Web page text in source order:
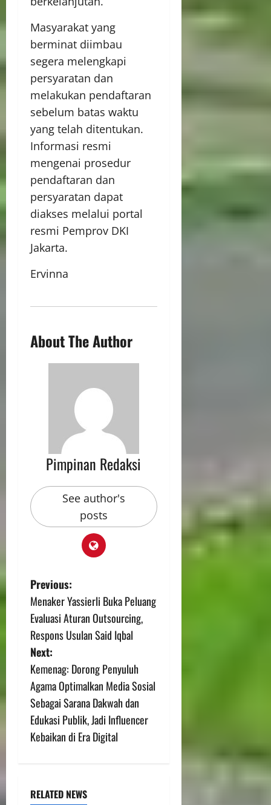
Masyarakat yang
berminat diimbau
segera melengkapi
persyaratan dan
melakukan pendaftaran
sebelum batas waktu
yang telah ditentukan.
Informasi resmi
mengenai prosedur
pendaftaran dan
persyaratan dapat
diakses melalui portal
resmi Pemprov DKI
Jakarta.
Ervinna
About The Author
Pimpinan Redaksi
See author's
posts
Previous:
Menaker Yassierli Buka Peluang
Evaluasi Aturan Outsourcing,
Respons Usulan Said Iqbal
Next:
Kemenag: Dorong Penyuluh
Agama Optimalkan Media Sosial
Sebagai Sarana Dakwah dan
Edukasi Publik, Jadi Influencer
Kebaikan di Era Digital
RELATED NEWS